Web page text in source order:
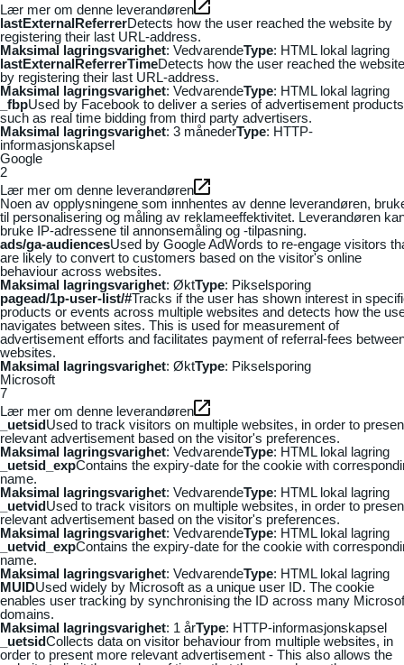
Lær mer om denne leverandøren
lastExternalReferrerDetects how the user reached the website by
registering their last URL-address.
Maksimal lagringsvarighet: VedvarendeType: HTML lokal lagring
lastExternalReferrerTimeDetects how the user reached the website
by registering their last URL-address.
Maksimal lagringsvarighet: VedvarendeType: HTML lokal lagring
_fbpUsed by Facebook to deliver a series of advertisement products
such as real time bidding from third party advertisers.
Maksimal lagringsvarighet: 3 månederType: HTTP-
informasjonskapsel
Google
2
Lær mer om denne leverandøren
Noen av opplysningene som innhentes av denne leverandøren,
til personalisering og måling av reklameeffektivitet. Leverandøren
bruke IP-adressene til annonsemåling og -tilpasning.
ads/ga-audiencesUsed by Google AdWords to re-engage visitors
are likely to convert to customers based on the visitor's online
behaviour across websites.
Maksimal lagringsvarighet: ØktType: Pikselsporing
pagead/1p-user-list/#Tracks if the user has shown interest in
products or events across multiple websites and detects how the
navigates between sites. This is used for measurement of
advertisement efforts and facilitates payment of referral-fees
websites.
Maksimal lagringsvarighet: ØktType: Pikselsporing
Microsoft
7
Lær mer om denne leverandøren
_uetsidUsed to track visitors on multiple websites, in order to
relevant advertisement based on the visitor's preferences.
Maksimal lagringsvarighet: VedvarendeType: HTML lokal lagring
_uetsid_expContains the expiry-date for the cookie with
name.
Maksimal lagringsvarighet: VedvarendeType: HTML lokal lagring
_uetvidUsed to track visitors on multiple websites, in order to
relevant advertisement based on the visitor's preferences.
Maksimal lagringsvarighet: VedvarendeType: HTML lokal lagring
_uetvid_expContains the expiry-date for the cookie with
name.
Maksimal lagringsvarighet: VedvarendeType: HTML lokal lagring
MUIDUsed widely by Microsoft as a unique user ID. The cookie
enables user tracking by synchronising the ID across many
domains.
Maksimal lagringsvarighet: 1 årType: HTTP-informasjonskapsel
_uetsidCollects data on visitor behaviour from multiple websites, in
order to present more relevant advertisement - This also allows the